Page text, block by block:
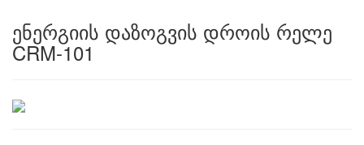
ენერგიის დაზოგვის დროის რელე
CRM-101